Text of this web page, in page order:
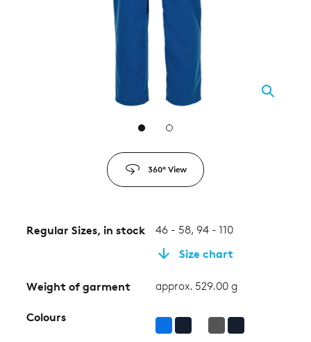
360° View
Regular Sizes, in stock 46 - 58, 94 - 110
Size chart
Weight of garment approx. 529.00 g
Colours